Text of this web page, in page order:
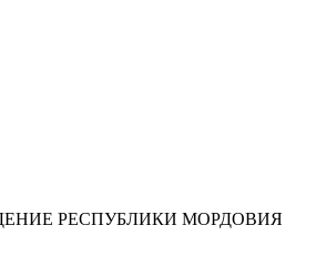
РЕСПУБЛИКИ МОРДОВИЯ